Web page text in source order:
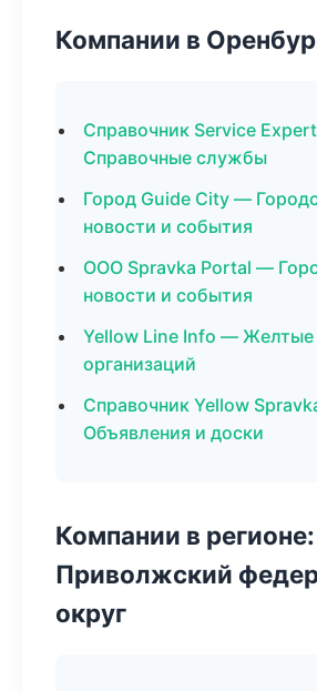
Компании в
Справочник Service
Справочные службы
Город Guide City —
новости и события
ООО Spravka Portal —
новости и события
Yellow Line Info — Желтые
организаций
Справочник Yellow
Объявления и доски
Компании в регионе:
Приволжский
округ